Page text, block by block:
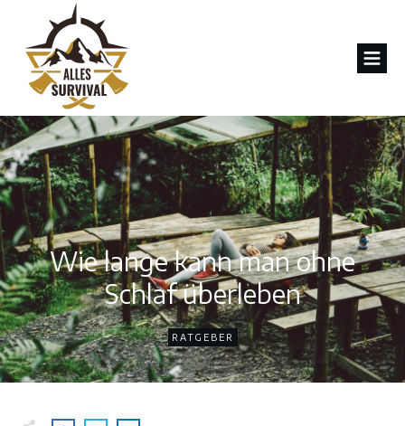
Wie lange kann man ohne
Schlaf überleben
RATGEBER